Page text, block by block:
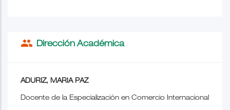
people Dirección Académica
ADURIZ, MARIA PAZ
Docente de la Especialización en Comercio Internacional